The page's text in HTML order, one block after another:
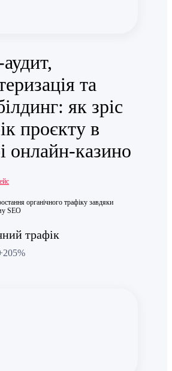
та
як зріс
проєкту в
онлайн-казино
органічного трафіку завдяки
SEO
трафік